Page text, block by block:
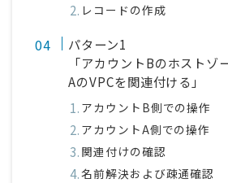
レコードの作成
パターン1
「アカウントBのホストゾ
AのVPCを関連付ける」
アカウントB側での操作
アカウントA側での操作
関連付けの確認
名前解決および疎通確認